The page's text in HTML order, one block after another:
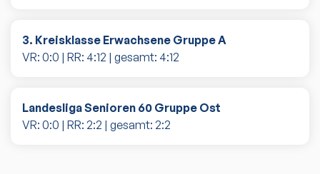
3. Kreisklasse Erwachsene Gruppe A
VR: 0:0 | RR: 4:12 | gesamt: 4:12
Landesliga Senioren 60 Gruppe Ost
VR: 0:0 | RR: 2:2 | gesamt: 2:2